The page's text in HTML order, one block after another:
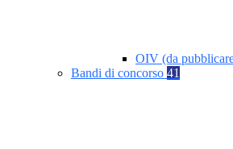
OIV (da
Bandi di concorso 41